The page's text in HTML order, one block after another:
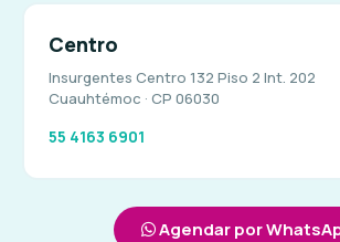
Centro
Insurgentes Centro 132 Piso 2 Int. 202
Cuauhtémoc · CP 06030
55 4163 6901
Agendar por